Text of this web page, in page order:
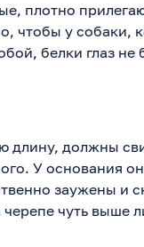
плотно
чтобы у собаки,
белки глаз
длину, должны
У основания
заужены и
чуть выше